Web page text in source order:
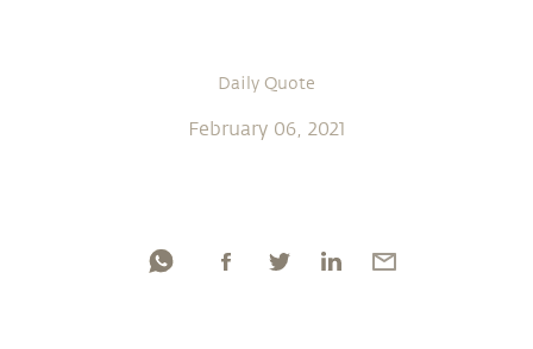
Daily Quote
February 06, 2021